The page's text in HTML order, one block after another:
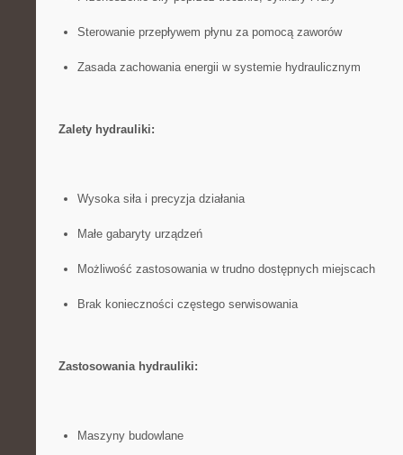
Sterowanie przepływem płynu ⁤za‌ pomocą zaworów
Zasada‍ zachowania energii w systemie hydraulicznym
Zalety hydrauliki:
Wysoka siła i precyzja⁣ działania
Małe‌ gabaryty urządzeń
Możliwość zastosowania w trudno dostępnych miejscach
Brak konieczności⁣ częstego serwisowania
Zastosowania hydrauliki:
Maszyny​ budowlane